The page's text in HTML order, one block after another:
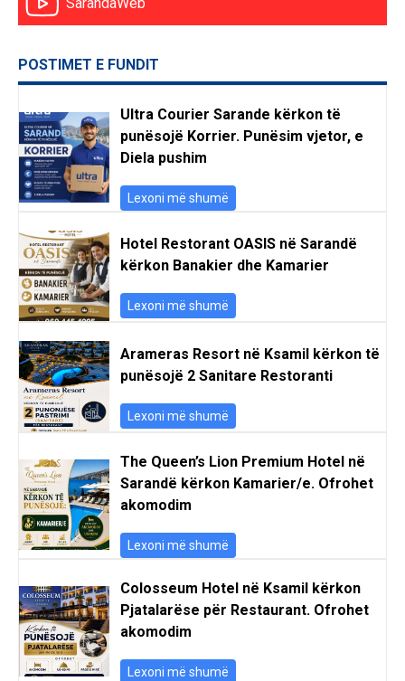
POSTIMET E FUNDIT
Ultra Courier Sarande kërkon të
punësojë Korrier. Punësim vjetor, e
Diela pushim
Lexoni më shumë
Hotel Restorant OASIS në Sarandë
kërkon Banakier dhe Kamarier
Lexoni më shumë
Arameras Resort në Ksamil kërkon të
punësojë 2 Sanitare Restoranti
Lexoni më shumë
The Queen’s Lion Premium Hotel në
Sarandë kërkon Kamarier/e. Ofrohet
akomodim
Lexoni më shumë
Colosseum Hotel në Ksamil kërkon
Pjatalarëse për Restaurant. Ofrohet
akomodim
Lexoni më shumë